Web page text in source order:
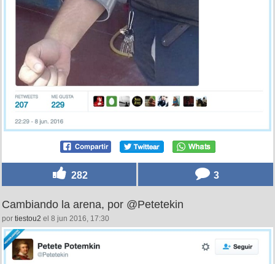
282 3
Cambiando la arena, por @Petetekin
por tiestou2 el 8 jun 2016, 17:30